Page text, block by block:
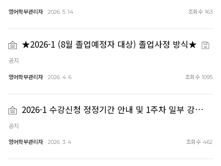
영어학부관리자 2026. 5. 14 조회수 163
★2026-1 (8월 졸업예정자 대상) 졸업사정 방식★
공지
영어학부관리자 2026. 4. 6 조회수 1095
2026-1 수강신청 정정기간 안내 및 1주차 일부 강…
공지
영어학부관리자 2026. 3. 4 조회수 462